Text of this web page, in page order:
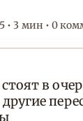
• 3 мин • 0
в